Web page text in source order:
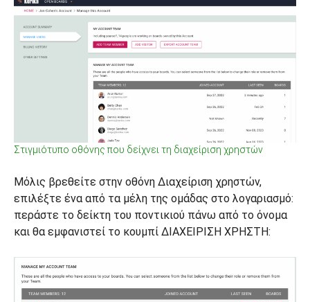
Στιγμιότυπο οθόνης που δείχνει τη διαχείριση χρηστών
Μόλις βρεθείτε στην οθόνη Διαχείριση χρηστών,
επιλέξτε ένα από τα μέλη της ομάδας στο λογαριασμό:
περάστε το δείκτη του ποντικιού πάνω από το όνομα
και θα εμφανιστεί το κουμπί ΔΙΑΧΕΙΡΙΣΗ ΧΡΗΣΤΗ: